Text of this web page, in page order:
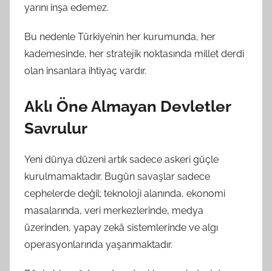
yarını inşa edemez.
Bu nedenle Türkiye’nin her kurumunda, her
kademesinde, her stratejik noktasında millet derdi
olan insanlara ihtiyaç vardır.
Aklı Öne Almayan Devletler
Savrulur
Yeni dünya düzeni artık sadece askeri güçle
kurulmamaktadır. Bugün savaşlar sadece
cephelerde değil; teknoloji alanında, ekonomi
masalarında, veri merkezlerinde, medya
üzerinden, yapay zekâ sistemlerinde ve algı
operasyonlarında yaşanmaktadır.